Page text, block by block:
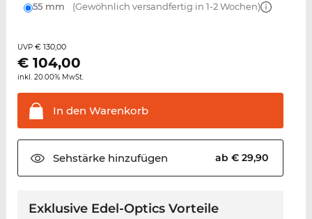
55 mm (Gewöhnlich versandfertig in 1-2 Wochen)
UVP € 130,00
€ 104,00
inkl. 20.00% MwSt.
In den Warenkorb
Sehstärkehinzufügen ab € 29,90
Exklusive Edel-Optics Vorteile